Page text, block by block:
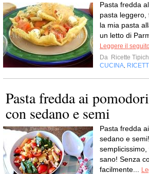
Pasta fredda
pasta
la mia pasta
un letto di
Leggere il
Da Ricette
CUCINA
Pasta fredda ai
con sedano e semi
Pasta fredda
sedano e
sano! Senza
facilmente...